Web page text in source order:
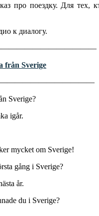
про поездку. Для тех,
к диалогу.
Sverige
Sverige?
igår.
mycket om Sverige!
gång i Sverige?
år.
du i Sverige?